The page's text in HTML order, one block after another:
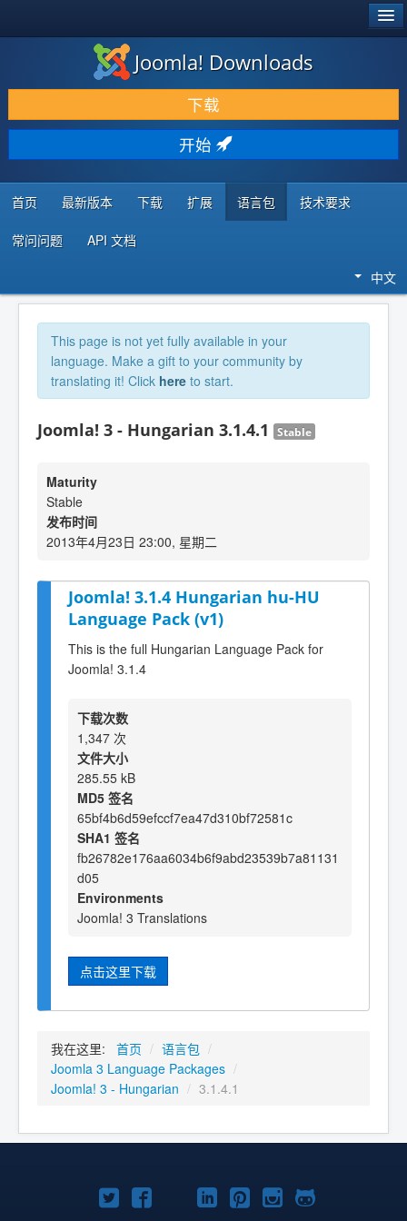
下载 & 扩展
发现 & 学习
社区 & 支持
开发者资源
Joomla! Downloads
下载
开始
首页 最新版本 下载 扩展 语言包 技术要求
常问问题 API 文档
中文
This page is not yet fully available in your
language. Make a gift to your community by
translating it! Click here to start.
Joomla! 3 - Hungarian 3.1.4.1 Stable
Maturity
Stable
发布时间
2013年4月23日 23:00, 星期二
Joomla! 3.1.4 Hungarian hu-HU
Language Pack (v1)
This is the full Hungarian Language Pack for
Joomla! 3.1.4
下载次数
1,347 次
文件大小
285.55 kB
MD5 签名
65bf4b6d59efccf7ea47d310bf72581c
SHA1 签名
fb26782e176aa6034b6f9abd23539b7a81131
d05
Environments
Joomla! 3 Translations
点击这里下载
我在这里: 首页 / 语言包 /
Joomla 3 Language Packages /
Joomla! 3 - Hungarian / 3.1.4.1
TwitterFacebookYouTube
LinkedIn
Pinterest
Instagram
GitHub